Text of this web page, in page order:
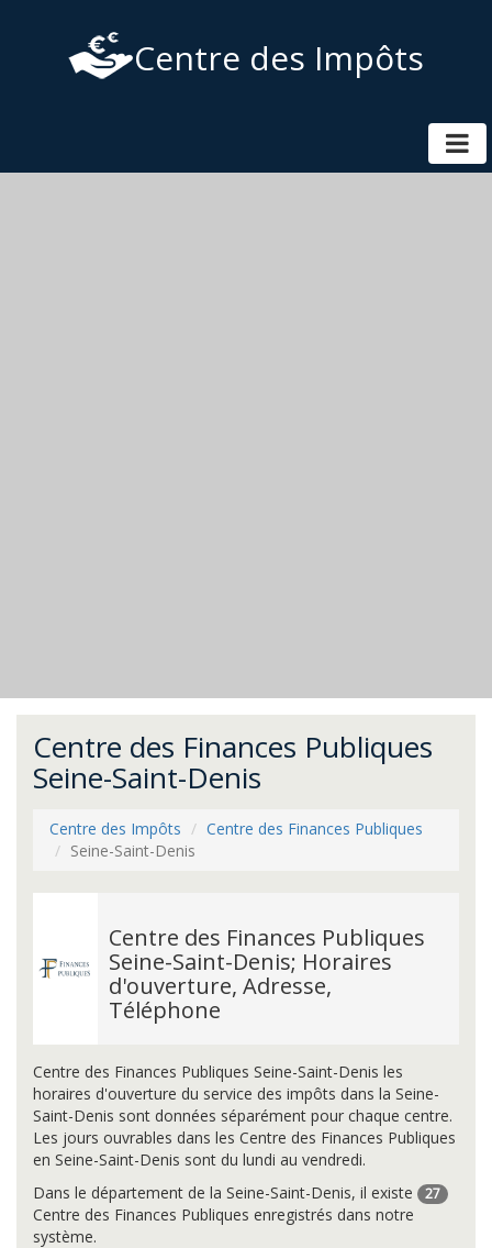
Centre des Impôts
Centre des Finances Publiques
Seine-Saint-Denis
Centre des Impôts
Centre des Finances Publiques
Seine-Saint-Denis
Centre des Finances Publiques
Seine-Saint-Denis; Horaires
d'ouverture, Adresse,
Téléphone
Centre des Finances Publiques Seine-Saint-Denis les
horaires d'ouverture du service des impôts dans la Seine-
Saint-Denis sont données séparément pour chaque centre.
Les jours ouvrables dans les Centre des Finances Publiques
en Seine-Saint-Denis sont du lundi au vendredi.
Dans le département de la Seine-Saint-Denis, il existe
27
Centre des Finances Publiques enregistrés dans notre
système.